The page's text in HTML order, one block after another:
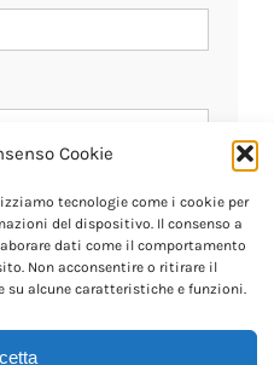
Cookie
tecnologie come i cookie per
del dispositivo. Il consenso a
dati come il comportamento
Non acconsentire o ritirare il
su alcune caratteristiche e funzioni.